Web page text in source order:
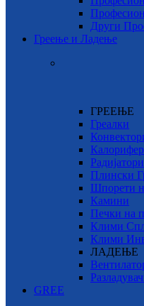
Други
Греење и Ладење
ГРЕЕЊЕ
Греалки
Радијатори
Плински
Шпорети
Камини
Печки на
Клими
Клими
ЛАДЕЊЕ
GREE